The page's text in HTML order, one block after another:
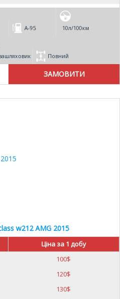
А-95 10л/100км
Повний
w212 AMG 2015
Ціна за 1 добу
100$
120$
130$